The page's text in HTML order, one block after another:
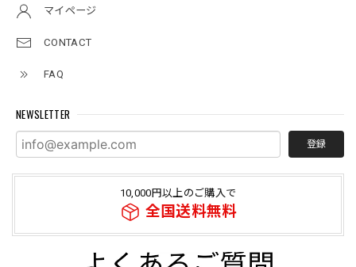
マイページ
CONTACT
FAQ
NEWSLETTER
登録
10,000円以上のご購入で
全国送料無料